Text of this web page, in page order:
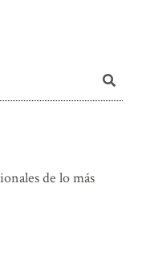
de lo más